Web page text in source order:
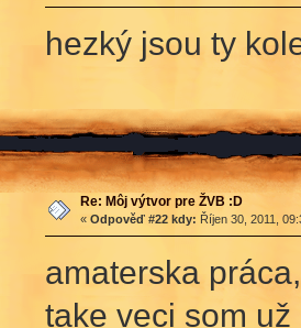
hezký jsou ty
Re: Môj výtvor pre ŽVB :D
« Odpověď #22 kdy: Říjen 30, 2011,
amaterska
take veci som